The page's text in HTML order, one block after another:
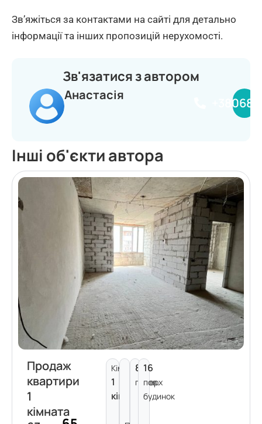
Зв’яжіться за контактами на сайті для детально
інформації та інших пропозицій нерухомості.
Зв'язатися з автором
Анастасія
Інші об'єкти автора
Продаж
квартири
1
кімната
Кімнат:
1
кімната
8
поверх
16
пов.
будинок